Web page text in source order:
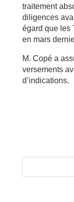
traitement
diligences
égard que les
en mars
M. Copé a
versements
d’indications.